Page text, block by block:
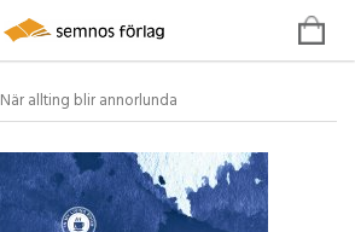
När allting blir annorlunda